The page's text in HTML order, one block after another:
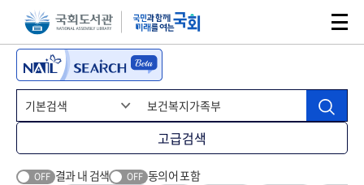
본문 바로가기주메뉴 바로가기
고급검색
OFF 결과 내 검색 OFF 동의어 포함